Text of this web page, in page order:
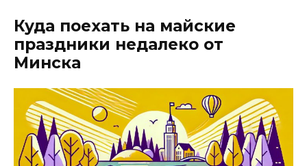
Куда поехать на майские
праздники недалеко от
Минска